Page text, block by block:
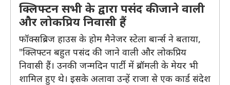
क्लिफ्टन सभी के द्वारा पसंद की जाने वाली
और लोकप्रिय निवासी हैं
फॉक्सब्रिज हाउस के होम मैनेजर स्टेला बार्न्स ने बताया,
"क्लिफ्टन बहुत पसंद की जाने वाली और लोकप्रिय
निवासी हैं। उनकी जन्मदिन पार्टी में ब्रॉमली के मेयर भी
शामिल हुए थे। इसके अलावा उन्हें राजा से एक कार्ड संदेश